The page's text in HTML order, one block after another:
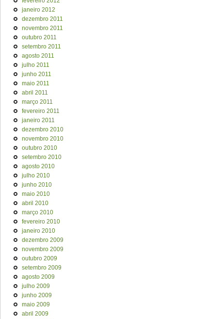
janeiro 2012
dezembro 2011
novembro 2011
outubro 2011
setembro 2011
agosto 2011
julho 2011
junho 2011
maio 2011
abril 2011
março 2011
fevereiro 2011
janeiro 2011
dezembro 2010
novembro 2010
outubro 2010
setembro 2010
agosto 2010
julho 2010
junho 2010
maio 2010
abril 2010
março 2010
fevereiro 2010
janeiro 2010
dezembro 2009
novembro 2009
outubro 2009
setembro 2009
agosto 2009
julho 2009
junho 2009
maio 2009
abril 2009